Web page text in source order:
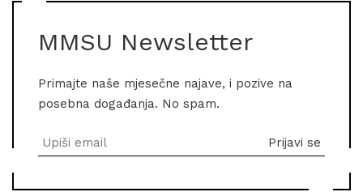
MMSU Newsletter
Primajte naše mjesečne najave, i pozive na
posebna događanja. No spam.